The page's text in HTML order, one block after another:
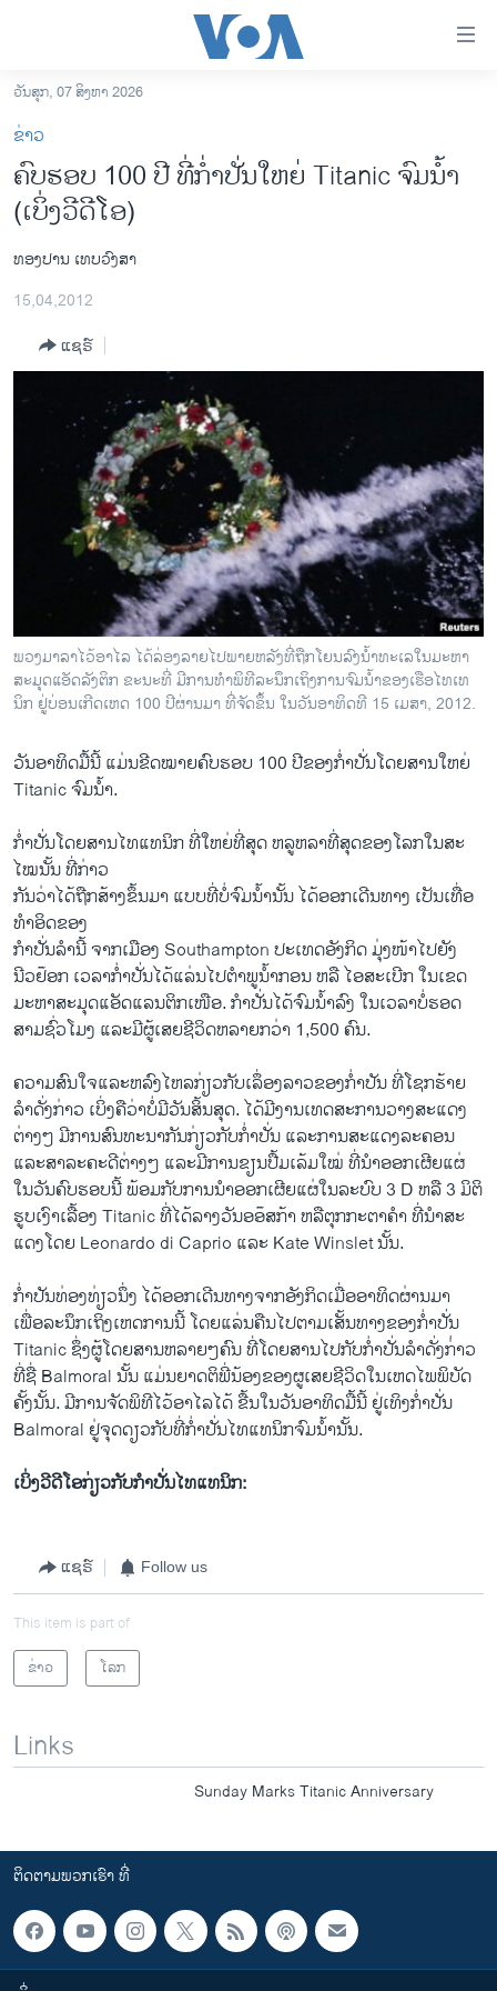
ເຂົ້າ
ຫາ
ຂ້າມ
ຂ້າມ
ຂ້າມ
ໄປ
ຫາ
ຊອກ
ຄົ້ນ
ລາວ
ອາເມຣິກາ
ຂ່າວ​ຈີນ
ໂລກ
ເອເຊຍ
ອິດສະຫຼະພາບດ້ານການຂ່າວ
ຊີວິດຊາວລາວ
ຊຸມຊົນຊາວລາວ
ວິທະຍາສາດ-ເທັກໂນໂລຈີ
ວີດີໂອ
ສຽງ
ລາຍການກະຈາຍສຽງ
ລາຍງານ
ພາສາຕ່າງໆ
ວັນສຸກ, 07 ສິງຫາ 2026
ຂ່າວ
ຄົບຮອບ 100 ປີ ທີ່ກໍ່າປັ່ນໃຫຍ່ Titanic ຈົມນໍ້າ
(ເບິ່ງວີດີໂອ)
ທອງປານ ເທບວົງສາ
15,04,2012
ແຊຣ໌
ພວງມາລາໄວ້ອາໄລ ໄດ້ລ່ອງລາຍໄປພາຍຫລັງທີ່ຖືກໂຍນລົງນໍ້າທະເລໃນມະຫາ
ສະມຸດແອັດລັງຕິກ ຂະນະທີ່ ມີການທໍາພິທີລະນຶກເຖິງການຈົມນໍ້າຂອງເຮືອໄທເທ
ນິກ ຢູ່ບ່ອນເກີດເຫດ 100 ປີຜ່ານມາ ທີ່ຈັດຂຶ້ນ ໃນວັນອາທິດທີ 15 ເມສາ, 2012.
ວັນ​ອາທິດ​ມື້​ນີ້ ​ແມ່ນ​ຂີດ​ໝາຍຄົບຮອບ 100 ປີຂອງ​ກໍ່າ​ປັ່ນ​ໂດຍສານໃຫຍ່
Titanic ຈົມ​ນໍ້າ.
ກໍ່າ​ປັ່ນ​ໂດຍສານ​ໄທ​ແທນິກ ທີ່​ໃຫຍ່​ທີ່​ສຸດ ຫລູ​ຫລາທີ່​ສຸດຂອງໂລກ​ໃນ​ສະ​
ໄໝ​ນັ້ນ ທີ່​ກ່າວ
ກັນ​ວ່າ​ໄດ້​ຖືກ​ສ້າງ​ຂຶ້ນ​ມາ​ ​ແບບ​ທີ່ບໍ່​ຈົມ​ນໍ້ານັ້ນ ໄດ້ອອກເດີນທາງ​ ເປັນ​ເທື່ອ​
ທໍາ​ອິດຂອງ​
ກໍາ​ປັ່ນ​ລໍາ​ນີ້ ຈາກ​ເມືອງ Southampton ​ປະ​ເທດ​ອັງກິດ ​ມຸ່ງໜ້າໄປ​ຍັງ
ນີວຢ໊ອກ ເວລາ​ກໍ່າ​ປັ່ນ​ໄດ້​ແລ່ນ​ໄປ​ຕໍາ​ພູ​ນໍ້າ​ກອນ ຫລື ​ໄອສະເບີກ ​ໃນ​ເຂດ
ມະຫາ​ສະມຸດ​ແອັດ​ແລນ​ຕິກ​ເໜືອ. ກໍາ​ປັ່ນ​ໄດ້​ຈົມນໍ້າລົງ ​ໃນ​ເວລາບໍ່​ຮອດ
ສາມ​ຊົ່ວ​ໂມງ ​ແລະ​ມີ​ຜູ້​ເສຍ​ຊີວິດ​ຫລາຍ​ກວ່າ 1,500 ຄົນ.
ຄວາມ​ສົນ​ໃຈແລະ​ຫລົງ​ໄຫລກ່ຽວ​ກັບເລຶ່ອງລາວ​ຂອງກໍ່າ​ປັນ​ ​ທີ່​ໂຊກ​ຮ້າຍ​
ລໍາດັ່ງກ່າວ ເບິ່ງຄື​ວ່າ​ບໍ່​ມີ​ວັນ​ສິ້ນ​ສຸດ​. ​ໄດ້​ມີ​ງານ​ເທດສະການວາງສະ​ແດງ​
ຕ່າງໆ ມີການ​ສົນທະນາ​ກັນ​ກ່ຽວ​ກັບ​ກໍ່າ​ປັ່ນ ​ແລະການສະ​ແດງ​ລະຄອນ ​
ແລະສາລະ​ຄະດີ​ຕ່າງໆ ​ແລະມີ​ການ​ຂຽນປື້​ມ​ເລ້​ມ​ໃໝ່ ທີ່​ນໍາ​ອອກເຜີຍ​ແຜ່
ໃນ​ວັນ​ຄົບຮອບນີ້ ພ້ອມ​ກັບ​ການນໍາ​ອອກ​ເຜີ​ຍແຜ່​ໃນລະບົບ 3 D ຫລື 3 ມິ​ຕິ
ຮູບ​ເງົາ​ເລື້ອງ Titanic ທີ່​ໄດ້​ລາງວັນອອ໊ສກ້າ ຫລື​ຕຸກກະຕາ​ຄໍາ ທີ່​ນໍາ​ສະ​
ແດງ​ໂດຍ Leonardo di Caprio ​ແລະ​ Kate Winslet ນັ້ນ.
ກໍ່າ​ປັນ​ທ່ອງ​ທ່ຽວ​ນຶ່ງ ​ໄດ້​ອອກ​ເດີ​ນທາງ​ຈາກ​ອັງກິດ​ເມື່ອ​ອາທິດ​ຜ່ານ​ມາ
ເພື່ອ​ລະນຶກ​ເຖິງ​ເຫດການ​ນີ້ ​ໂດຍ​ແລ່ນ​ຄືນ​ໄປ​ຕາມ​ເ​ສັ້ນ​ທາງ​ຂອງ​ກໍ່າ​ປັ່ນ
Titanic ຊຶ່ງ​ຜູ້​ໂດຍສານ​ຫລາຍໆ​ຄົນ ທີ່​ໂດຍສານ​ໄປ​ກັບກໍ່າ​ປັ່ນລໍາ​ດັ່ງກ່່າວ
ທີ່​ຊື່ Balmoral ນັ້ນ ​ແມ່ນ​ຍາດຕິ​ພີ່ນ້ອງຂອງ​ຜູ​ເສຍ​ຊີວິດ​ໃນເຫດ​ໄພພິບັດ​
ຄັ້ງ​ນັ້ນ. ມີ​ການຈັດພິທີ​ໄວ້ອາ​ໄລ​ໄດ້​ ​ຂື້ນໃນ​ວັນອາທິດ​ມື້​ນີ້ ຢູ່​ເທິງ​ກໍ່າ​ປັ່ນ
Balmoral ຢູ່​ຈຸດ​ດຽວ​ກັບ​ທີ່​ກໍ່າ​ປັ່ນ​ໄທ​ແທນິກຈົມນໍ້າ​ນັ້ນ.
ເບິ່ງວີດີໂອກ່ຽວກັບກໍາປັ່ນໄທແທນິກ:
ແຊຣ໌ Follow us
This item is part of
ຂ່າວ
ໂລກ
Links
Sunday Marks Titanic Anniversary
ຕິດຕາມພວກເຮົາ ທີ່